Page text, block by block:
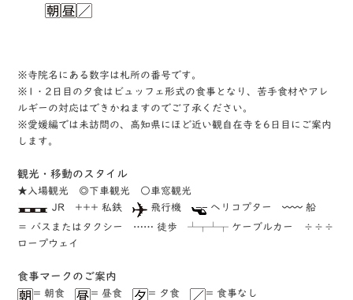
※寺院名にある数字は札所の番号です。
※1・2日目の夕食はビュッフェ形式の食事となり、苦手食材やアレ
ルギーの対応はできかねますのでご了承ください。
※愛媛編では未訪問の、高知県にほど近い観自在寺を6日目にご案内
します。
観光・移動のスタイル
★入場観光 ◎下車観光 ○車窓観光
JR +++ 私鉄
飛行機
ヘリコプター 〰〰 船
＝ バスまたはタクシー …… 徒歩 ┴┬┴┬ ケーブルカー ÷÷÷
ロープウェイ
⾷事マークのご案内
= 朝食 = 昼食 = 夕食
= 食事なし